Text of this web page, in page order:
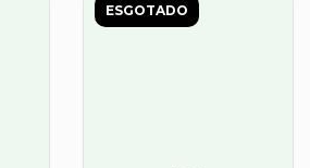
ESGOTADO